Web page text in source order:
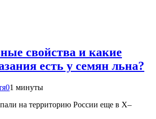
свойства и какие
есть у семян льна?
01 минуты
на территорию России еще в X–